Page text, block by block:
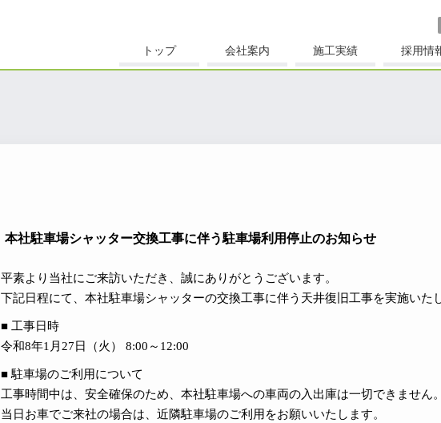
トップ 会社案内 施工実績 採用情
本社駐車場シャッター交換工事に伴う駐車場利用停止のお知らせ
平素より当社にご来訪いただき、誠にありがとうございます。
下記日程にて、本社駐車場シャッターの交換工事に伴う天井復旧工事を実施いた
■ 工事日時
令和8年1月27日（火） 8:00～12:00
■ 駐車場のご利用について
工事時間中は、安全確保のため、本社駐車場への車両の入出庫は一切できません。
当日お車でご来社の場合は、近隣駐車場のご利用をお願いいたします。